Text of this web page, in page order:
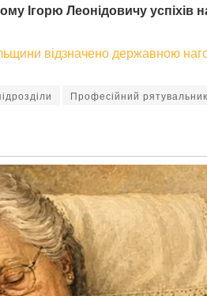
Ігорю Леонідовичу успіхів
відзначено державною
Професійний рятувальник